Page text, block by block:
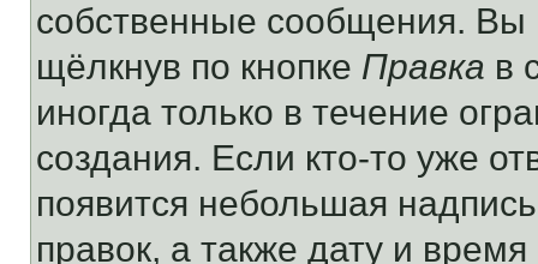
собственные сообщения. Вы
щёлкнув по кнопке Правка в
иногда только в течение
создания. Если кто-то уже
появится небольшая
правок, а также дату и